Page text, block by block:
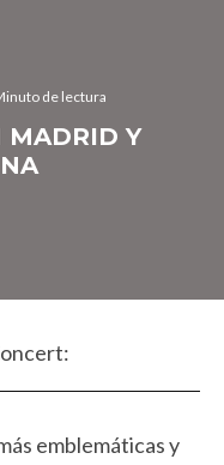
de lectura
MADRID Y
emblemáticas y